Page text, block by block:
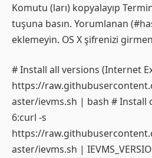
Komutu (ları) kopyalayıp
tuşuna basın. Yorumlanan
eklemeyin. OS X şifrenizi
# Install all versions (Internet
https://
aster/ievms.sh | bash # Install
6:curl -s
https://
aster/ievms.sh |